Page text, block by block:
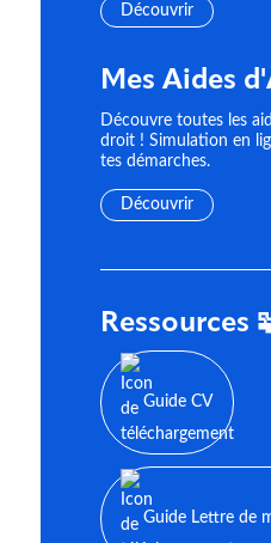
Découvrir
Mes Aides
Découvre toutes les
droit ! Simulation en
tes démarches.
Découvrir
Ressources
Guide CV
Guide Lettre de